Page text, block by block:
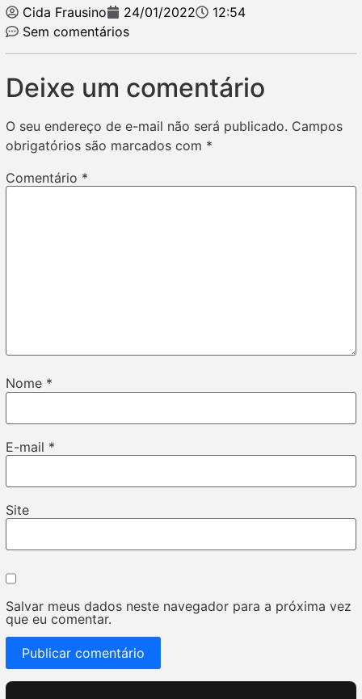
Cida Frausino
24/01/2022
12:54
Sem comentários
Deixe um comentário
O seu endereço de e-mail não será publicado. Campos
obrigatórios são marcados com *
Comentário *
Nome *
E-mail *
Site
Salvar meus dados neste navegador para a próxima vez
que eu comentar.